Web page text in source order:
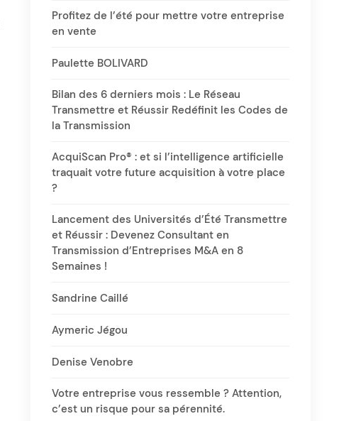
Profitez de l’été pour mettre votre entreprise
en vente
Paulette BOLIVARD
Bilan des 6 derniers mois : Le Réseau
Transmettre et Réussir Redéfinit les Codes de
la Transmission
AcquiScan Pro® : et si l’intelligence artificielle
traquait votre future acquisition à votre place
?
Lancement des Universités d’Été Transmettre
et Réussir : Devenez Consultant en
Transmission d’Entreprises M&A en 8
Semaines !
Sandrine Caillé
Aymeric Jégou
Denise Venobre
Votre entreprise vous ressemble ? Attention,
c’est un risque pour sa pérennité.